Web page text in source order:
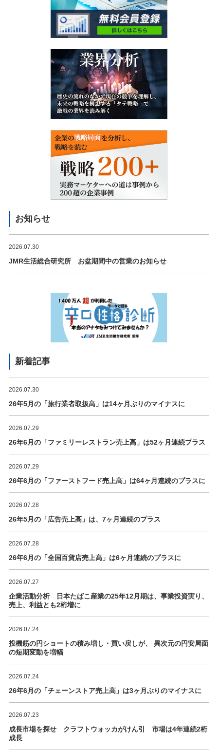
お知らせ
2026.07.30
JMR生活総合研究所 お盆期間中の営業のお知らせ
新着記事
2026.07.30
26年5月の「旅行業者取扱高」は14ヶ月ぶりのマイナスに
2026.07.29
26年6月の「ファミリーレストラン売上高」は52ヶ月連続プラス
2026.07.29
26年6月の「ファーストフード売上高」は64ヶ月連続のプラスに
2026.07.28
26年5月の「広告売上高」は、7ヶ月連続のプラス
2026.07.28
26年6月の「全国百貨店売上高」は6ヶ月連続のプラスに
2026.07.27
企業活動分析 日本たばこ産業の25年12月期は、事業投資実り、
売上、利益とも2桁増に
2026.07.24
投機筋の円ショートの積み増し・買い戻しが、 異次元の円安局面
の短期変動を増幅
2026.07.24
26年6月の「チェーンストア売上高」は3ヶ月ぶりのマイナスに
2026.07.23
成長市場を探せ クラフトウォッカがけん引 市場は4年連続2桁
成長